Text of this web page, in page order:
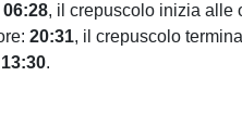
06:28, il crepuscolo inizia alle
20:31, il crepuscolo
13:30.